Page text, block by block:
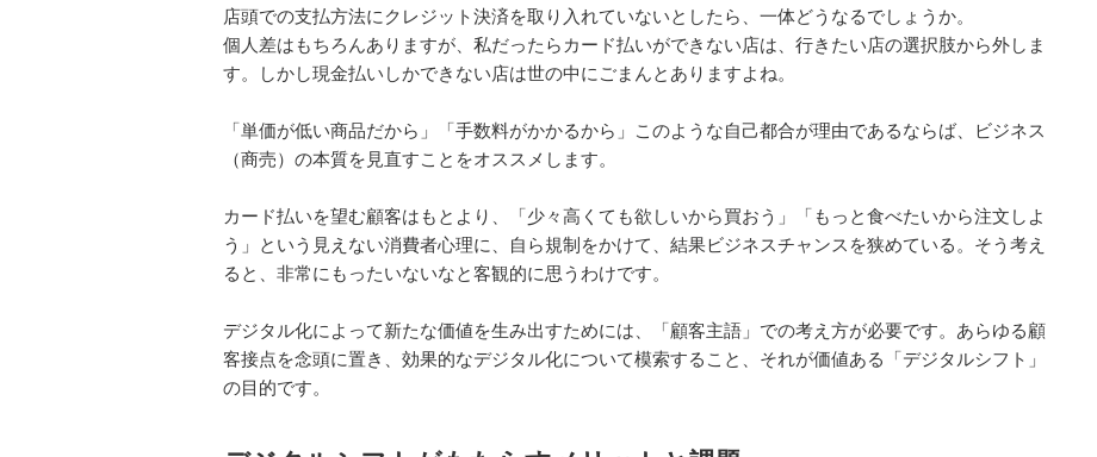
店頭での支払方法にクレジット決済を取り入れていないとしたら、一体どうなるでしょうか。
個人差はもちろんありますが、私だったらカード払いができない店は、行きたい店の選択肢から外しま
す。しかし現金払いしかできない店は世の中にごまんとありますよね。
「単価が低い商品だから」「手数料がかかるから」このような自己都合が理由であるならば、ビジネス
（商売）の本質を見直すことをオススメします。
カード払いを望む顧客はもとより、「少々高くても欲しいから買おう」「もっと食べたいから注文しよ
う」という見えない消費者心理に、自ら規制をかけて、結果ビジネスチャンスを狭めている。そう考え
ると、非常にもったいないなと客観的に思うわけです。
デジタル化によって新たな価値を生み出すためには、「顧客主語」での考え方が必要です。あらゆる顧
客接点を念頭に置き、効果的なデジタル化について模索すること、それが価値ある「デジタルシフト」
の目的です。